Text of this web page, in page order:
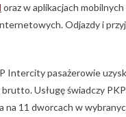
oraz w aplikacjach
Odjazdy i
Intercity pasażerowie
brutto. Usługę świadczy
na 11 dworcach w